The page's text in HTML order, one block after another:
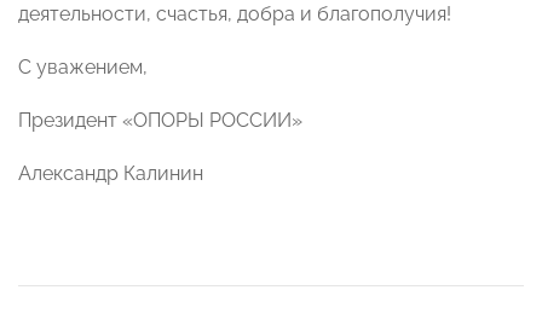
деятельности, счастья, добра и благополучия!
С уважением,
Президент «ОПОРЫ РОССИИ»
Александр Калинин